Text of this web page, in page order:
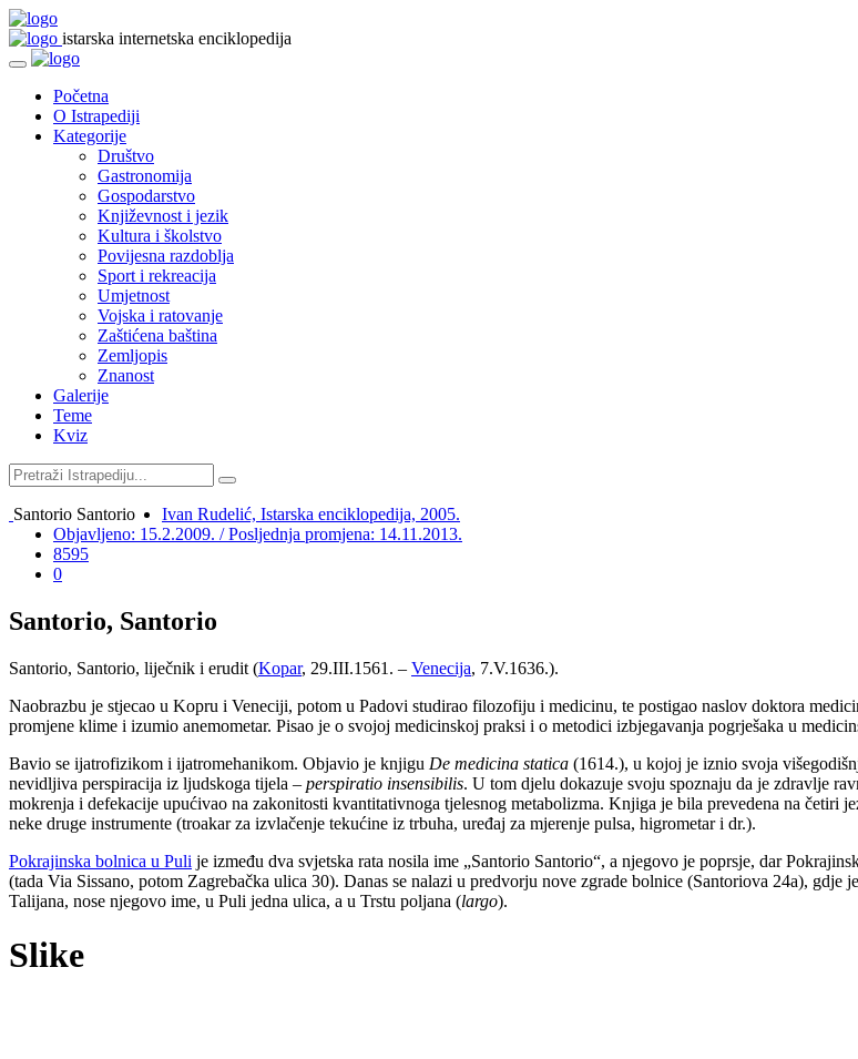
istarska internetska enciklopedija
Početna
O Istrapediji
Kategorije
Društvo
Gastronomija
Gospodarstvo
Književnost i jezik
Kultura i školstvo
Povijesna razdoblja
Sport i rekreacija
Umjetnost
Vojska i ratovanje
Zaštićena baština
Zemljopis
Znanost
Galerije
Teme
Kviz
Santorio Santorio
Ivan Rudelić, Istarska enciklopedija, 2005.
Objavljeno: 15.2.2009. / Posljednja promjena: 14.11.2013.
8595
0
Santorio, Santorio
Santorio, Santorio, liječnik i erudit (Kopar, 29.III.1561. – Venecija, 7.V.1636.).
Naobrazbu je stjecao u Kopru i Veneciji, potom u Padovi studirao filozofiju i medicinu, te postigao naslov doktora
promjene klime i izumio anemometar. Pisao je o svojoj medicinskoj praksi i o metodici izbjegavanja pogrješaka u
Bavio se ijatrofizikom i ijatromehanikom. Objavio je knjigu De medicina statica (1614.), u kojoj je iznio svoja
nevidljiva perspiracija iz ljudskoga tijela – perspiratio insensibilis. U tom djelu dokazuje svoju spoznaju da je zdravlje
mokrenja i defekacije upućivao na zakonitosti kvantitativnoga tjelesnog metabolizma. Knjiga je bila prevedena na četiri
neke druge instrumente (troakar za izvlačenje tekućine iz trbuha, uređaj za mjerenje pulsa, higrometar i dr.).
Pokrajinska bolnica u Puli je između dva svjetska rata nosila ime „Santorio Santorio“, a njegovo je poprsje, dar
(tada Via Sissano, potom Zagrebačka ulica 30). Danas se nalazi u predvorju nove zgrade bolnice (Santoriova 24a),
Talijana, nose njegovo ime, u Puli jedna ulica, a u Trstu poljana (largo).
Slike